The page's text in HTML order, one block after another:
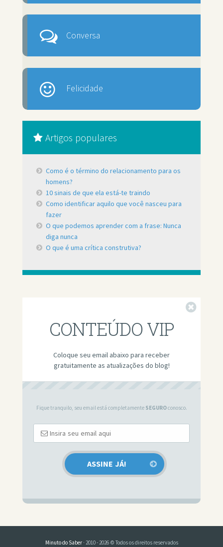
Conversa
Felicidade
Artigos populares
Como é o término do relacionamento para os
homens?
10 sinais de que ela está-te traindo
Como identificar aquilo que você nasceu para
fazer
O que podemos aprender com a frase: Nunca
diga nunca
O que é uma crítica construtiva?
CONTEÚDO VIP
Coloque seu email abaixo para receber
gratuitamente as atualizações do blog!
Fique tranquilo, seu email está completamente SEGUROconosco.
Minuto do Saber· 2010 - 2026 © Todos os direitos reservados